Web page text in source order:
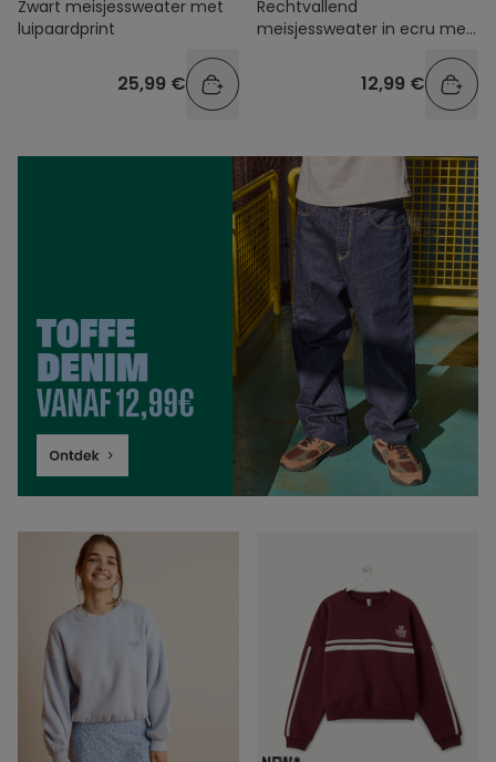
Zwart meisjessweater met
luipaardprint
25,99 €
Rechtvallend
meisjessweater in ecru met
12,99 €